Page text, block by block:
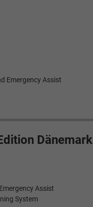
Emergency Assist
Dänemark
Assist
System